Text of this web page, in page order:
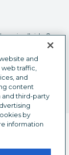
d'aide ?
réservés.
and
traffic,
and
content
and third-party
by
information